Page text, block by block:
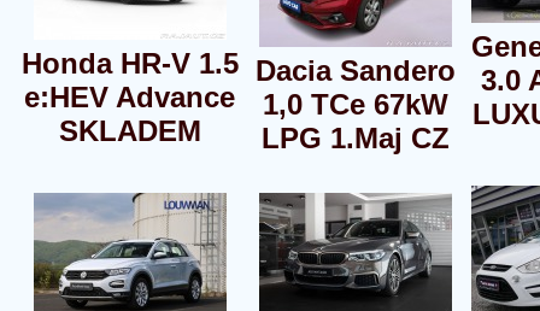
Honda HR-V 1.5
e:HEV Advance
SKLADEM
Dacia Sandero
1,0 TCe 67kW
LPG 1.Maj CZ
3.0